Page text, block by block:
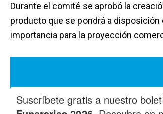
Durante el comité se aprobó la
producto que se pondrá a
importancia para la proyección